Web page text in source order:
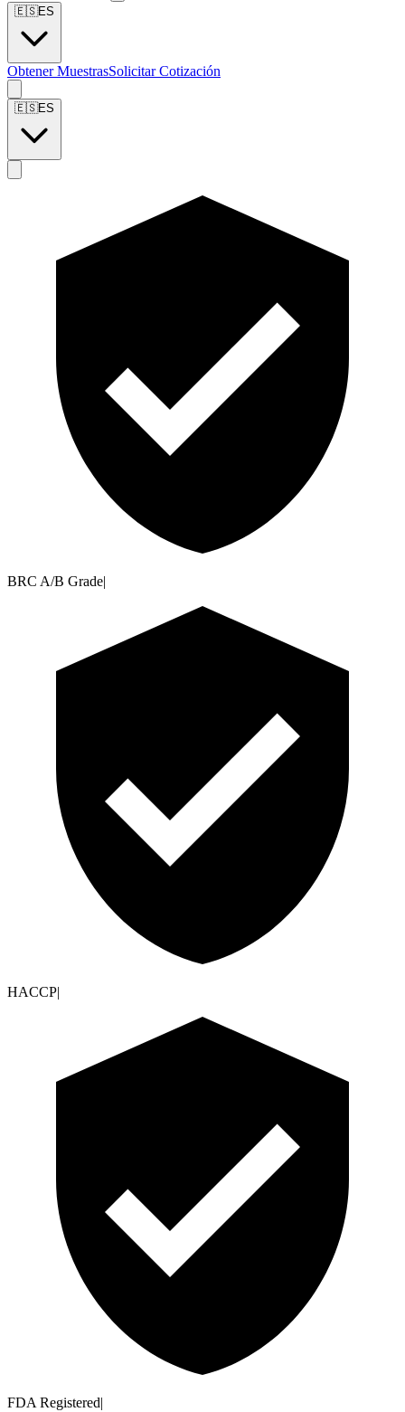
🇪🇸ES
Obtener MuestrasSolicitar Cotización
🇪🇸ES
BRC A/B Grade|
HACCP|
FDA Registered|